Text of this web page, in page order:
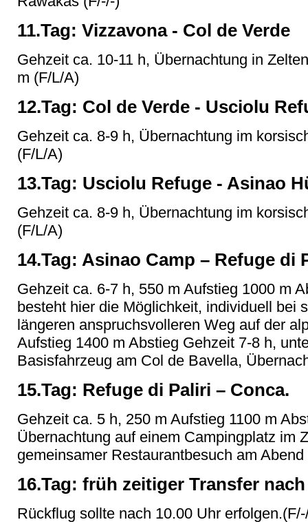
11.Tag: Vizzavona - Col de Verde
Gehzeit ca. 10-11 h, Übernachtung in
m (F/L/A)
12.Tag: Col de Verde - Usciolu
Gehzeit ca. 8-9 h, Übernachtung im
(F/L/A)
13.Tag: Usciolu Refuge - Asinao
Gehzeit ca. 8-9 h, Übernachtung im
(F/L/A)
14.Tag: Asinao Camp – Refuge di
Gehzeit ca. 6-7 h, 550 m Aufstieg 1000 m
besteht hier die Möglichkeit, individuell bei
längeren anspruchsvolleren Weg auf der
Aufstieg 1400 m Abstieg Gehzeit 7-8 h,
Basisfahrzeug am Col de Bavella,
15.Tag: Refuge di Paliri – Conca.
Gehzeit ca. 5 h, 250 m Aufstieg 1100 m
Übernachtung auf einem Campingplatz im
gemeinsamer Restaurantbesuch am Abend
16.Tag: früh zeitiger Transfer
Rückflug sollte nach 10.00 Uhr